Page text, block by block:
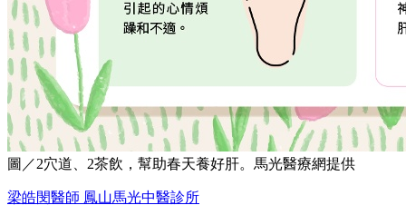
圖／2穴道、2茶飲，幫助春天養好肝。馬光醫療網提供
梁皓閔醫師 鳳山馬光中醫診所